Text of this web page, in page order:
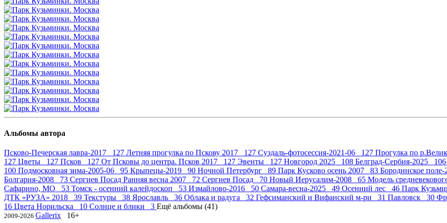
Альбомы автора
Псково-Печерская лавра-2017 127 Летняя прогулка по Пскову 2017 127 Суздаль-фотосессия-2021-06 127 Прогулка по
127 Цветы 127 Псков 127 От Псковы до центра. Псков 2017 127 Эвенты 127 Новгород 2025 108 Белград-Сербия-2025 106
100 Подмосковная зима-2005-06 95 Крыпецы-2019 90 Ночной Петербург 89 Парк Кусково осень 2007 83 Бородинское
Болгария-2008 73 Сергиев Посад Ранняя весна 2007 72 Сергиев Посад 70 Новый Иерусалим-2008 65 Модель
Сафарино, МО 53 Томск - осенний калейдоскоп 53 Измайлово-2016 50 Самара-весна-2025 49 Осенний лес 46 Парк
ДТК «РУЗА» 2018 39 Текстуры 38 Ярославль 36 Облака и радуга 32 Гефсиманский и Вифанский м-ри 31 Павловск 30
16 Цвета Норильска 10 Солнце и блики 3 Ещё альбомы (41)
2009-2026 Gallerix 16+